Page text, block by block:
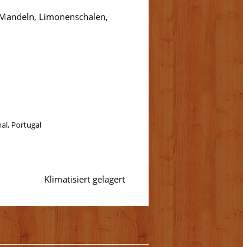
Limonenschalen,
Portugal
Klimatisiert gelagert